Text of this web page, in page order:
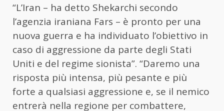
“L’Iran – ha detto Shekarchi secondo
l’agenzia iraniana Fars – è pronto per una
nuova guerra e ha individuato l’obiettivo in
caso di aggressione da parte degli Stati
Uniti e del regime sionista”. “Daremo una
risposta più intensa, più pesante e più
forte a qualsiasi aggressione e, se il nemico
entrerà nella regione per combattere,